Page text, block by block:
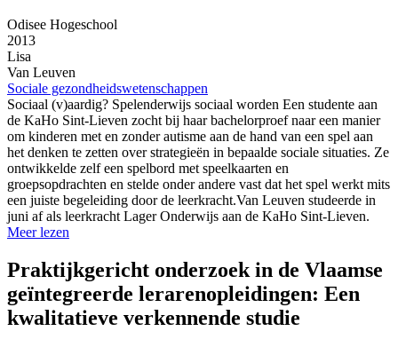
Odisee Hogeschool
2013
Lisa
Van Leuven
Sociale gezondheidswetenschappen
Sociaal (v)aardig? Spelenderwijs sociaal worden Een studente aan
de KaHo Sint-Lieven zocht bij haar bachelorproef naar een manier
om kinderen met en zonder autisme aan de hand van een spel aan
het denken te zetten over strategieën in bepaalde sociale situaties. Ze
ontwikkelde zelf een spelbord met speelkaarten en
groepsopdrachten en stelde onder andere vast dat het spel werkt mits
een juiste begeleiding door de leerkracht.Van Leuven studeerde in
juni af als leerkracht Lager Onderwijs aan de KaHo Sint-Lieven.
Meer lezen
Praktijkgericht onderzoek in de Vlaamse
geïntegreerde lerarenopleidingen: Een
kwalitatieve verkennende studie